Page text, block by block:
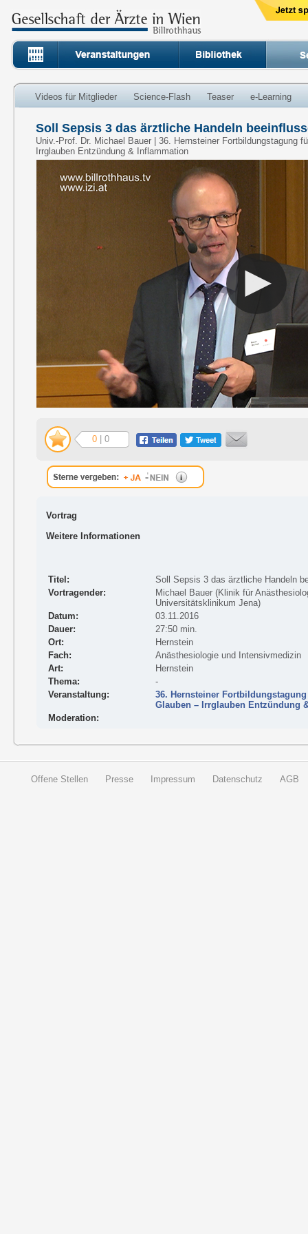
Videos für Mitglieder Science-Flash Teaser e-Learning
Soll Sepsis 3 das ärztliche Handeln
Univ.-Prof. Dr. Michael Bauer | 36. Hernsteiner Fortbildungstagung
Irrglauben Entzündung & Inflammation
0 | 0
Vortrag
Weitere Informationen
Titel:
Soll Sepsis 3 das ärztliche Handeln
Vortragender:
Michael Bauer (Klinik für
Universitätsklinikum Jena)
Datum:
03.11.2016
Dauer:
27:50 min.
Ort:
Hernstein
Fach:
Anästhesiologie und Intensivmedizin
Art:
Hernstein
Thema:
-
Veranstaltung:
36. Hernsteiner
Glauben – Irrglauben Entzündung
Moderation:
Offene Stellen Presse Impressum Datenschutz AGB